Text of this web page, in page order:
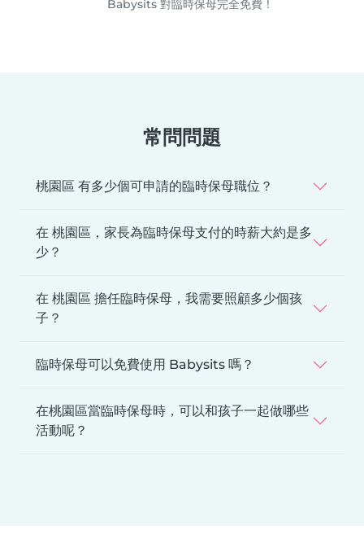
Babysits 對臨時保母完全免費！
常問問題
桃園區 有多少個可申請的臨時保母職位？
在 桃園區，家長為臨時保母支付的時薪大約是多
少？
在 桃園區 擔任臨時保母，我需要照顧多少個孩
子？
臨時保母可以免費使用 Babysits 嗎？
在桃園區當臨時保母時，可以和孩子一起做哪些
活動呢？